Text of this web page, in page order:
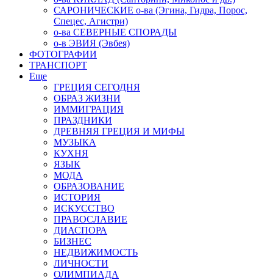
САРОНИЧЕСКИЕ о-ва (Эгина, Гидра, Порос,
Спецес, Агистри)
о-ва СЕВЕРНЫЕ СПОРАДЫ
о-в ЭВИЯ (Эвбея)
ФОТОГРАФИИ
ТРАНСПОРТ
Еще
ГРЕЦИЯ СЕГОДНЯ
ОБРАЗ ЖИЗНИ
ИММИГРАЦИЯ
ПРАЗДНИКИ
ДРЕВНЯЯ ГРЕЦИЯ И МИФЫ
МУЗЫКА
КУХНЯ
ЯЗЫК
МОДА
ОБРАЗОВАНИЕ
ИСТОРИЯ
ИСКУССТВО
ПРАВОСЛАВИЕ
ДИАСПОРА
БИЗНЕС
НЕДВИЖИМОСТЬ
ЛИЧНОСТИ
ОЛИМПИАДА